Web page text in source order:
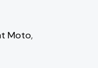
Moto,